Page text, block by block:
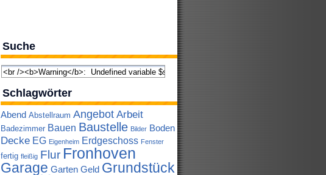
Suche
Schlagwörter
Abend Abstellraum Angebot Arbeit
Badezimmer Bauen Baustelle Bilder Boden
Decke EG Eigenheim Erdgeschoss Fenster
fertig fleißig Flur Fronhoven
Garage Garten Geld Grundstück